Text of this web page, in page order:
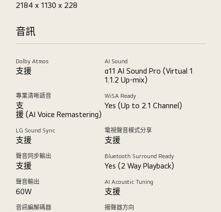
2184 x 1130 x 228
音訊
Dolby Atmos
支援
AI Sound
α11 AI Sound Pro (Virtual 1
1.1.2 Up-mix)
專業清晰語音
支
援 (AI Voice Remastering)
WiSA Ready
Yes (Up to 2.1 Channel)
LG Sound Sync
支援
電視聲音模式分享
支援
聲音同步輸出
支援
Bluetooth Surround Ready
Yes (2 Way Playback)
聲音輸出
60W
AI Acoustic Tuning
支援
音訊編解碼器 揚聲器方向